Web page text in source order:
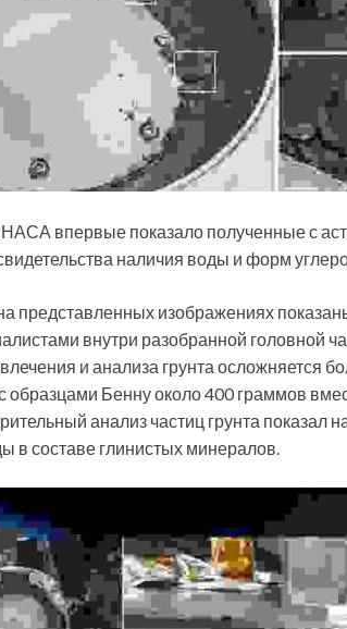
НАСА впервые показало полученные с
наличия воды и форм
представленных изображениях
внутри разобранной головной
и анализа грунта осложняется
образцами Бенну около 400 граммов
анализ частиц грунта показал
в составе глинистых минералов.